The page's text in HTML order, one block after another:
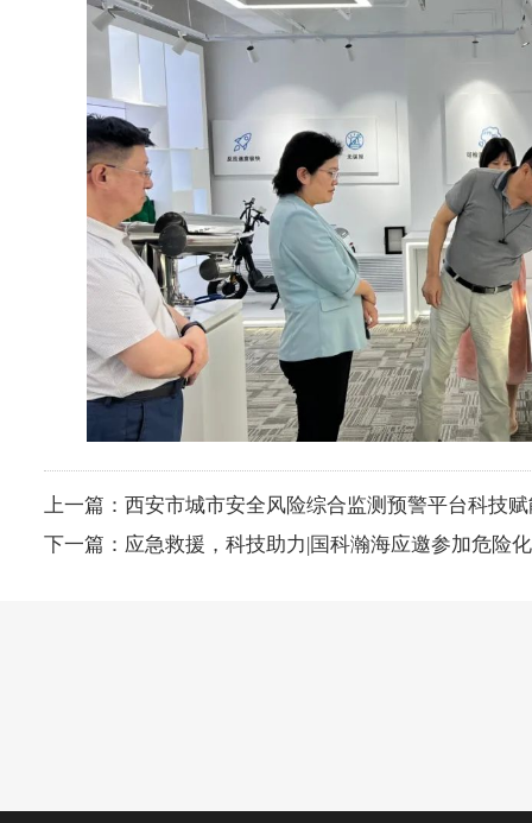
上一篇： 西安市城市安全风险综合监测预警平台科技
下一篇： 应急救援，科技助力|国科瀚海应邀参加危险